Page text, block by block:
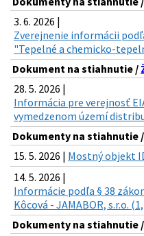
3. 6. 2026 |
Zverejnenie informácii
"Tepelné a chemicko-
Dokument na stiahnutie /
28. 5. 2026 |
Informácia pre verejnosť
vymedzenom území
Dokumenty na stiahnutie /
15. 5. 2026 | Mostný objekt
14. 5. 2026 |
Informácie podľa § 38
Kôcová - JAMABOR, s.r.o.
Dokumenty na stiahnutie /